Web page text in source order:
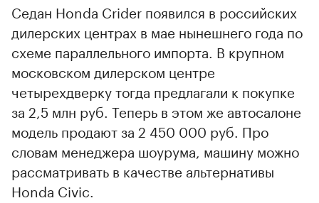
Седан Honda Crider появился в российских
дилерских центрах в мае нынешнего года по
схеме параллельного импорта. В крупном
московском дилерском центре
четырехдверку тогда предлагали к покупке
за 2,5 млн руб. Теперь в этом же автосалоне
модель продают за 2 450 000 руб. Про
словам менеджера шоурума, машину можно
рассматривать в качестве альтернативы
Honda Civic.